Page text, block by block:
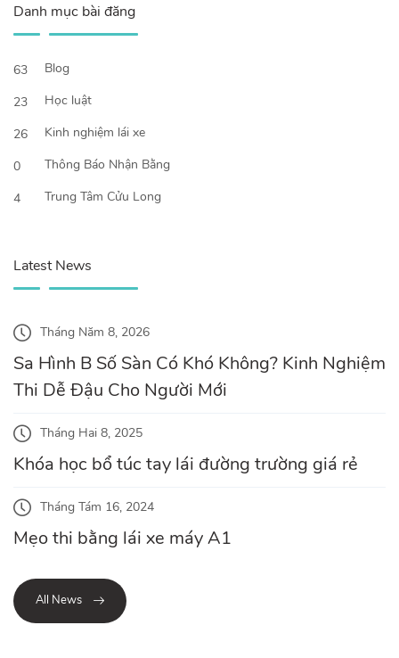
Danh mục bài đăng
63
Blog
23
Học luật
26
Kinh nghiệm lái xe
0
Thông Báo Nhận Bằng
4
Trung Tâm Cửu Long
Latest News
Tháng Năm 8, 2026
Sa Hình B Số Sàn Có Khó Không? Kinh Nghiệm
Thi Dễ Đậu Cho Người Mới
Tháng Hai 8, 2025
Khóa học bổ túc tay lái đường trường giá rẻ
Tháng Tám 16, 2024
Mẹo thi bằng lái xe máy A1
All News